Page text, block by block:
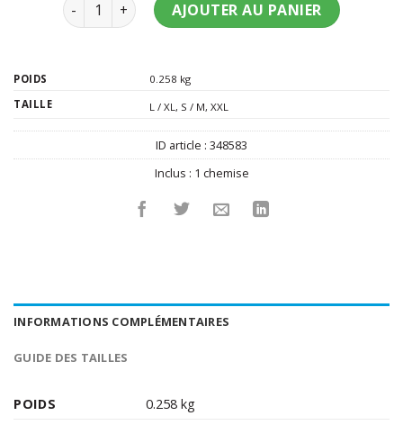
AJOUTER AU PANIER
POIDS
0.258 kg
TAILLE
L / XL, S / M, XXL
ID article : 348583
Inclus : 1 chemise
INFORMATIONS COMPLÉMENTAIRES
GUIDE DES TAILLES
POIDS
0.258 kg